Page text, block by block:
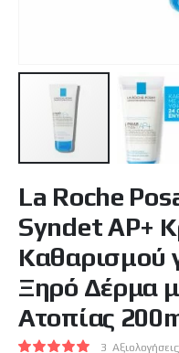
στην
της
συλλογής
εικόνων
La Roche
Syndet AP+
Καθαρισμού
Ξηρό Δέρμα
Ατοπίας
Βαθμολογία:
3 Αξιολογήσεις